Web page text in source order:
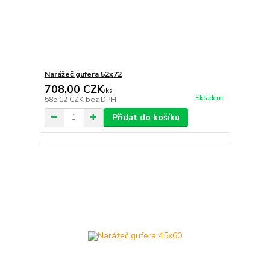
Narážeč gufera 52x72
708,00 CZK/ks
585,12 CZK bez DPH Skladem
Přidat do košíku